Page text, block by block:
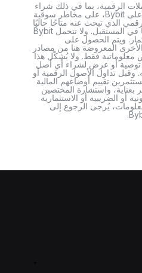
الرقمية، بما في ذلك شراء
وغيرها من الأصول الرقمية على Bybit، على مخاطر سوقية
الذي تبحث عنه متاحًا حاليًا
على Bybit، فقد يصبح متاحًا في المستقبل. ولا تتحمل Bybit
ويتم الحصول على
الأخرى المعروضة هنا من مصادر
معلوماتية فقط. ولا يُشكّل هذا
توصية أو عرض لشراء أي أصل
وقبل تداول الأصول الرقمية أو
تقييم أوضاعهم المالية
واستشارة المختصين
أو الضريبية أو الاستثمارية
يُرجى الرجوع إلى